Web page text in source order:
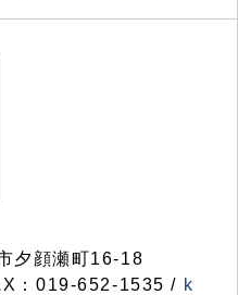
夕顔瀬町16-18
：019-652-1535 / k